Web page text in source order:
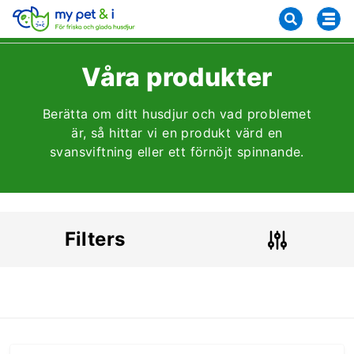
Våra produkter
Berätta om ditt husdjur och vad problemet
är, så hittar vi en produkt värd en
svansviftning eller ett förnöjt spinnande.
Filters